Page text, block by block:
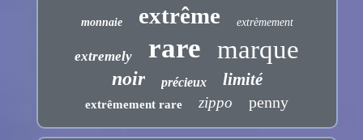
monnaie extrême extrèmement
extremely rare marque
noir précieux limité
extrêmement rare zippo penny